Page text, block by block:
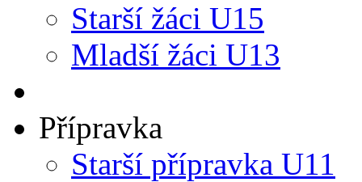
Starší žáci U15
Mladší žáci U13
Přípravka
Starší přípravka U11